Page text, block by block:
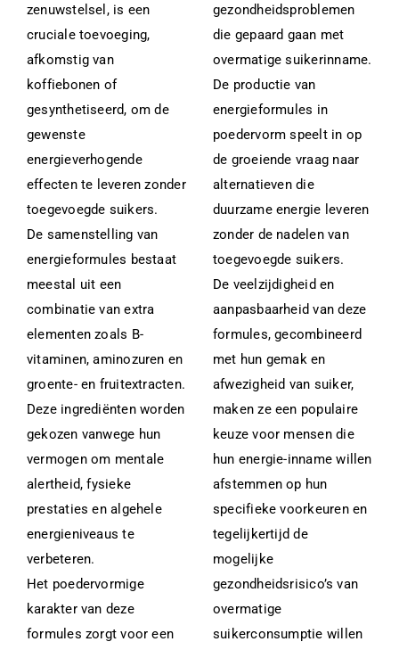
zenuwstelsel, is een
cruciale toevoeging,
afkomstig van
koffiebonen of
gesynthetiseerd, om de
gewenste
energieverhogende
effecten te leveren zonder
toegevoegde suikers.
De samenstelling van
energieformules bestaat
meestal uit een
combinatie van extra
elementen zoals B-
vitaminen, aminozuren en
groente- en fruitextracten.
Deze ingrediënten worden
gekozen vanwege hun
vermogen om mentale
alertheid, fysieke
prestaties en algehele
energieniveaus te
verbeteren.
Het poedervormige
karakter van deze
formules zorgt voor een
gezondheidsproblemen
die gepaard gaan met
overmatige suikerinname.
De productie van
energieformules in
poedervorm speelt in op
de groeiende vraag naar
alternatieven die
duurzame energie leveren
zonder de nadelen van
toegevoegde suikers.
De veelzijdigheid en
aanpasbaarheid van deze
formules, gecombineerd
met hun gemak en
afwezigheid van suiker,
maken ze een populaire
keuze voor mensen die
hun energie-inname willen
afstemmen op hun
specifieke voorkeuren en
tegelijkertijd de
mogelijke
gezondheidsrisico’s van
overmatige
suikerconsumptie willen